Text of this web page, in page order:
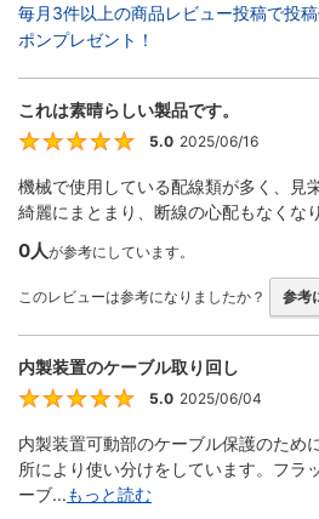
毎月3件以上の商品レビュー投稿で投
ポンプレゼント！
これは素晴らしい製品です。
5
5.0 2025/06/16
機械で使用している配線類が多く、見
綺麗にまとまり、断線の心配もなくな
0人が参考にしています。
このレビューは参考になりましたか？ 参考
内製装置のケーブル取り回し
5
5.0 2025/06/04
内製装置可動部のケーブル保護のため
所により使い分けをしています。フラ
ーブ...もっと読む